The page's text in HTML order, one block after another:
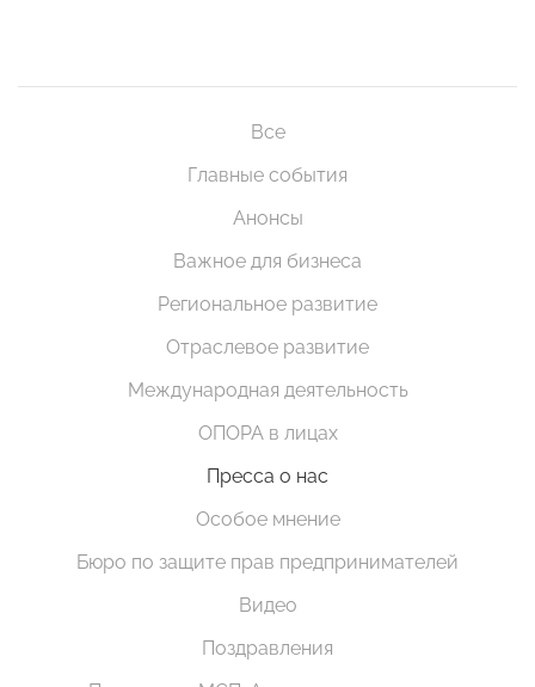
Все
Главные события
Анонсы
Важное для бизнеса
Региональное развитие
Отраслевое развитие
Международная деятельность
ОПОРА в лицах
Пресса о нас
Особое мнение
Бюро по защите прав предпринимателей
Видео
Поздравления